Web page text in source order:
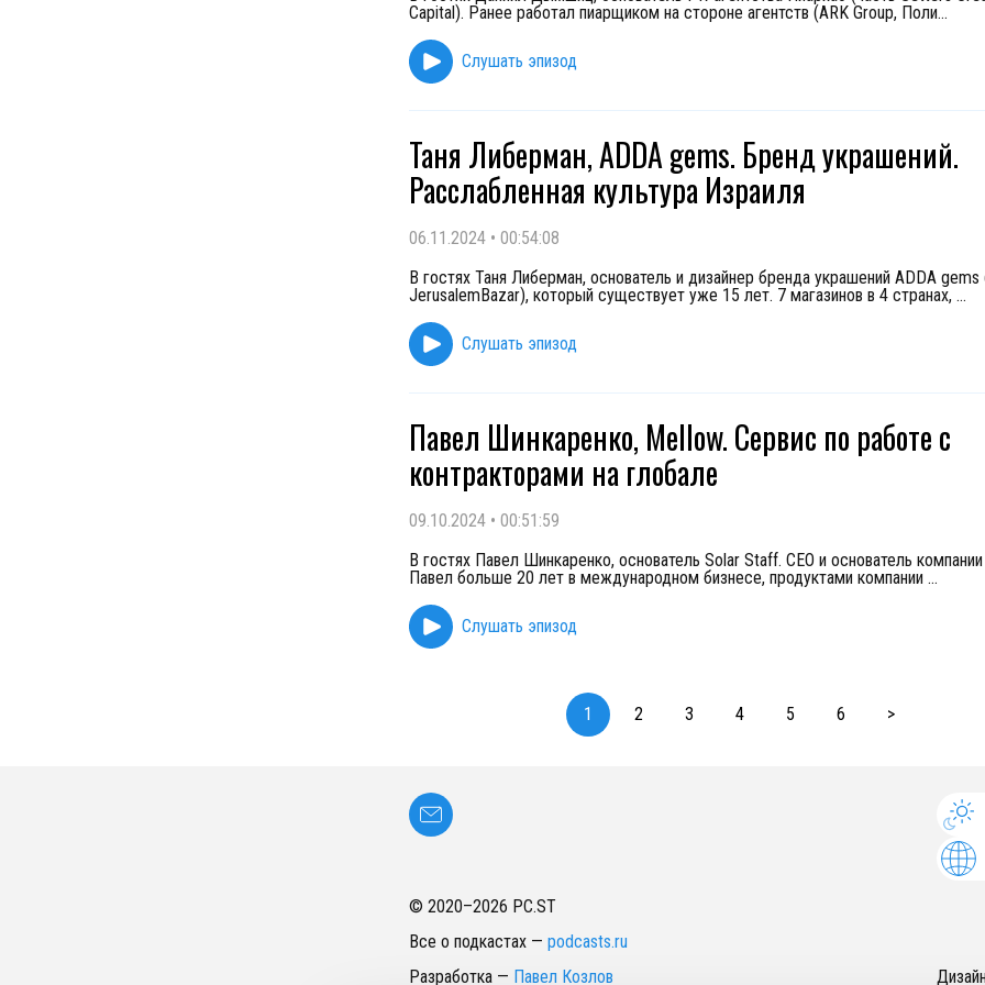
Capital). Ранее работал пиарщиком на стороне агентств (ARK Group, Поли...
Слушать эпизод
Таня Либерман, ADDA gems. Бренд украшений.
Расслабленная культура Израиля
06.11.2024 • 00:54:08
В гостях Таня Либерман, основатель и дизайнер бренда украшений ADDA gems
JerusalemBazar), который существует уже 15 лет. 7 магазинов в 4 странах, ...
Слушать эпизод
Павел Шинкаренко, Mellow. Сервис по работе с
контракторами на глобале
09.10.2024 • 00:51:59
В гостях Павел Шинкаренко, основатель Solar Staff. СEO и основатель
Павел больше 20 лет в международном бизнесе, продуктами компании ...
Слушать эпизод
1 2 3 4 5 6 >
© 2020–2026 PC.ST
Все о подкастах — podcasts.ru
Разработка — Павел Козлов